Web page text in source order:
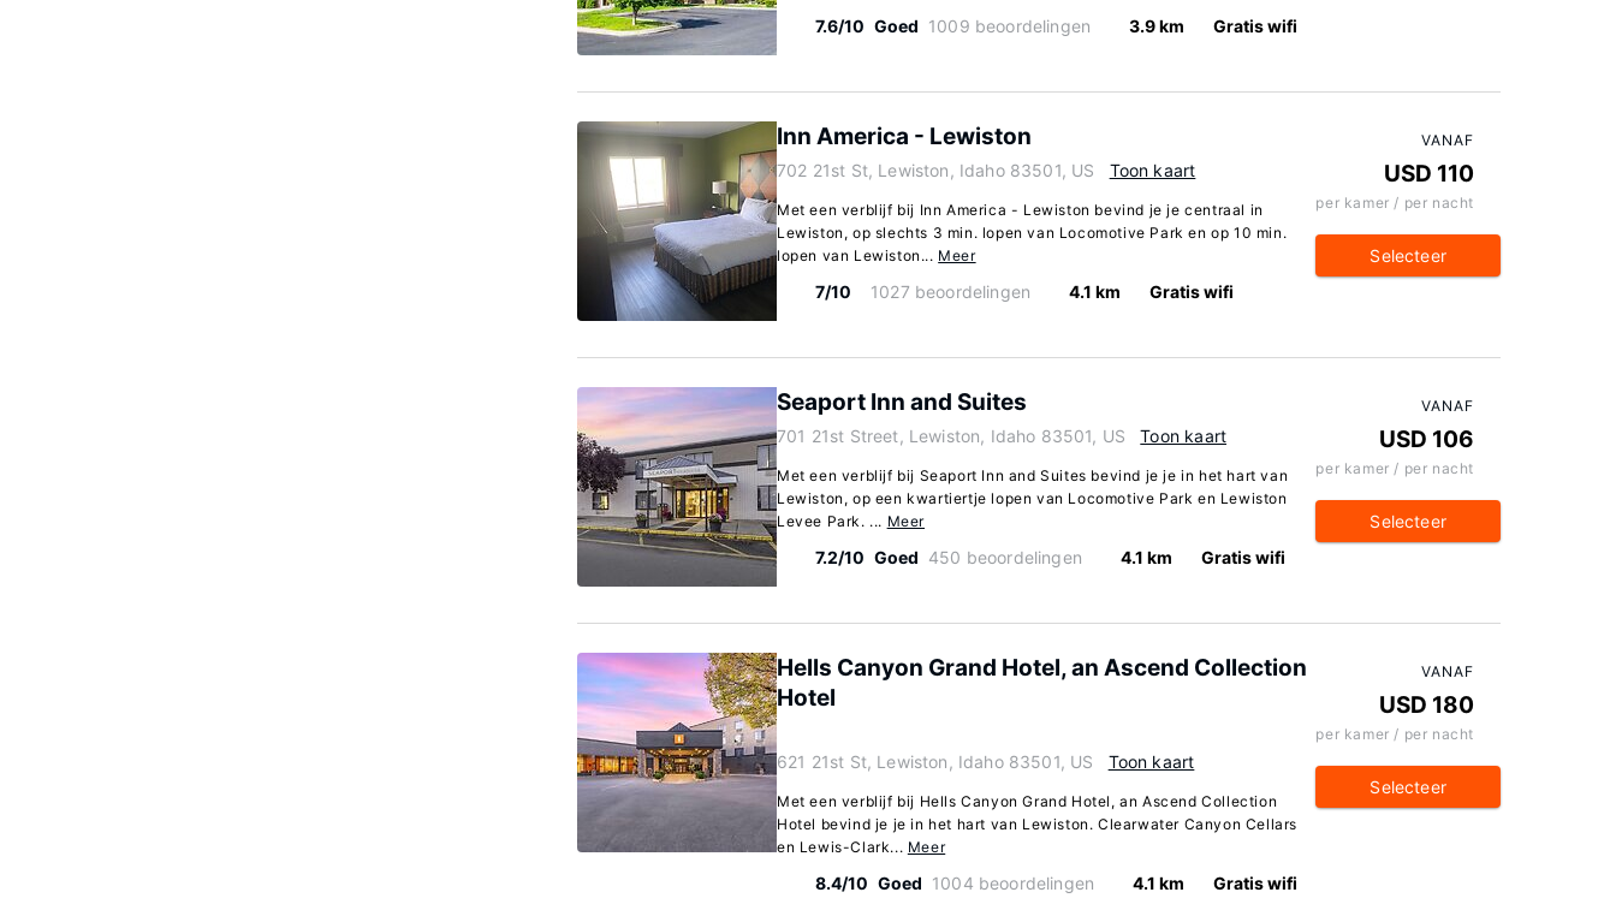
7.6/10 Goed 1009 beoordelingen 3.9 km Gratis wifi
Inn America - Lewiston
702 21st St, Lewiston, Idaho 83501, US Toon kaart
Met een verblijf bij Inn America - Lewiston bevind je je centraal in
Lewiston, op slechts 3 min. lopen van Locomotive Park en op 10 min.
lopen van Lewiston... Meer
7/10 1027 beoordelingen 4.1 km Gratis wifi
VANAF
USD 110
per kamer / per nacht
Selecteer
Seaport Inn and Suites
701 21st Street, Lewiston, Idaho 83501, US Toon kaart
Met een verblijf bij Seaport Inn and Suites bevind je je in het hart van
Lewiston, op een kwartiertje lopen van Locomotive Park en Lewiston
Levee Park. ... Meer
7.2/10 Goed 450 beoordelingen 4.1 km Gratis wifi
VANAF
USD 106
per kamer / per nacht
Selecteer
Hells Canyon Grand Hotel, an Ascend Collection
Hotel
621 21st St, Lewiston, Idaho 83501, US Toon kaart
Met een verblijf bij Hells Canyon Grand Hotel, an Ascend Collection
Hotel bevind je je in het hart van Lewiston. Clearwater Canyon Cellars
en Lewis-Clark... Meer
8.4/10 Goed 1004 beoordelingen 4.1 km Gratis wifi
VANAF
USD 180
per kamer / per nacht
Selecteer